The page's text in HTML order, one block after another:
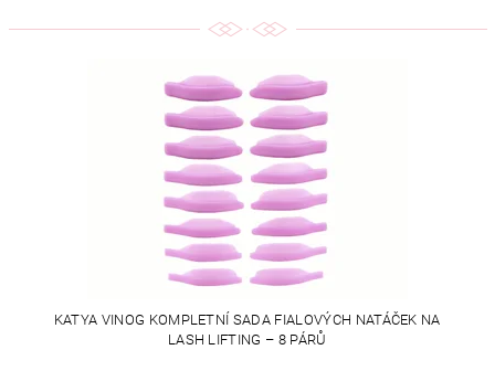
KATYA VINOG KOMPLETNÍ SADA FIALOVÝCH NATÁČEK NA
LASH LIFTING – 8 PÁRŮ